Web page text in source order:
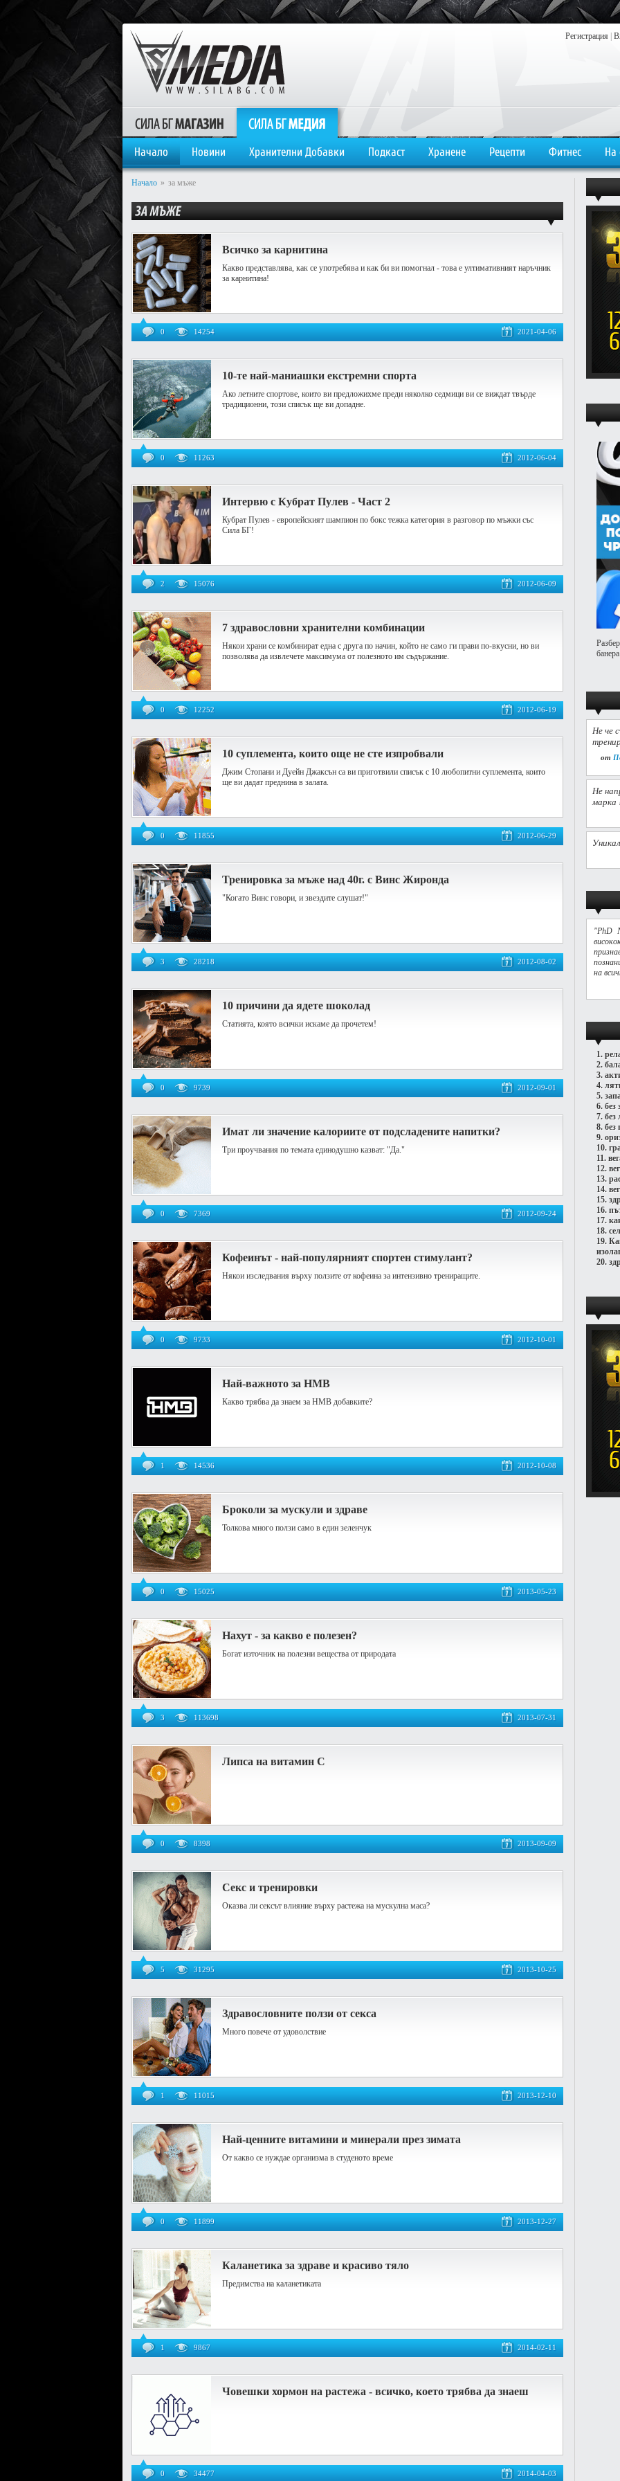
Регистрация
Начало Новини Хранителни Добавки Подкаст Хранене Рецепти Фитнес На
Начало » за мъже
Всичко за карнитина
Какво представлява, как се употребява и как би ви помогнал - това е ултимативният наръчник
за карнитина!
0 14254 2021-04-06
10-те най-маниашки екстремни спорта
Ако летните спортове, които ви предложихме преди няколко седмици ви се виждат твърде
традиционни, този списък ще ви допадне.
0 11263 2012-06-04
Интервю с Кубрат Пулев - Част 2
Кубрат Пулев - европейският шампион по бокс тежка категория в разговор по мъжки със
Сила БГ!
2 15076 2012-06-09
7 здравословни хранителни комбинации
Някои храни се комбинират една с друга по начин, който не само ги прави по-вкусни, но ви
позволява да извлечете максимума от полезното им съдържание.
0 12252 2012-06-19
10 суплемента, които още не сте изпробвали
Джим Стопани и Дуейн Джаксън са ви приготвили списък с 10 любопитни суплемента, които
ще ви дадат преднина в залата.
0 11855 2012-06-29
Тренировка за мъже над 40г. с Винс Жиронда
"Когато Винс говори, и звездите слушат!"
3 28218 2012-08-02
10 причини да ядете шоколад
Статията, която всички искаме да прочетем!
0 9739 2012-09-01
Имат ли значение калориите от подсладените напитки?
Три проучвания по темата единодушно казват: "Да."
0 7369 2012-09-24
Кофеинът - най-популярният спортен стимулант?
Някои изследвания върху ползите от кофеина за интензивно трениращите.
0 9733 2012-10-01
Най-важното за HMB
Какво трябва да знаем за HMB добавките?
1 14536 2012-10-08
Броколи за мускули и здраве
Толкова много ползи само в един зеленчук
0 15025 2013-05-23
Нахут - за какво е полезен?
Богат източник на полезни вещества от природата
3 113698 2013-07-31
Липса на витамин С
0 8398 2013-09-09
Секс и тренировки
Оказва ли сексът влияние върху растежа на мускулна маса?
5 31295 2013-10-25
Здравословните ползи от секса
Много повече от удоволствие
1 11015 2013-12-10
Най-ценните витамини и минерали през зимата
От какво се нуждае организма в студеното време
0 11899 2013-12-27
Каланетика за здраве и красиво тяло
Предимства на каланетиката
1 9867 2014-02-11
Човешки хормон на растежа - всичко, което трябва да знаеш
0 34477 2014-04-03
банера
Не че
от
Не
марка
"PhD
на
1.
2.
3.
4.
5.
6. без
7. без
8. без
9.
10.
11.
12.
13.
14.
15.
16.
17.
18.
19.
20.